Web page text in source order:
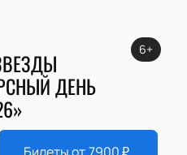
ДЕНЬ
6+